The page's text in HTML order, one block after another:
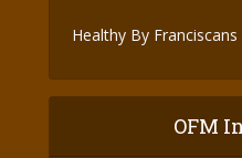
Healthy By Franciscans
OFM